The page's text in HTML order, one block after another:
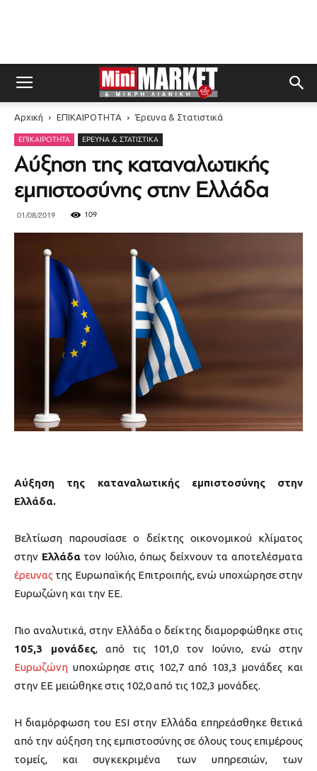
Αρχική ΕΠΙΚΑΙΡΟΤΗΤΑ Έρευνα & Στατιστικά
ΕΠΙΚΑΙΡΟΤΗΤΑ ΈΡΕΥΝΑ & ΣΤΑΤΙΣΤΙΚΆ
Αύξηση της καταναλωτικής
εμπιστοσύνης στην Ελλάδα
01/08/2019 109
Αύξηση της καταναλωτικής εμπιστοσύνης στην
Ελλάδα.
Βελτίωση παρουσίασε ο δείκτης οικονομικού κλίματος
στην Ελλάδατον Ιούλιο, όπως δείχνουν τα αποτελέσματα
έρευνας της Ευρωπαϊκής Επιτροιπής, ενώ υποχώρησε στην
Ευρωζώνη και την ΕΕ.
Πιο αναλυτικά, στην Ελλάδα ο δείκτης διαμορφώθηκε στις
105,3 μονάδες, από τις 101,0 τον Ιούνιο, ενώ στην
Ευρωζώνη υποχώρησε στις 102,7 από 103,3 μονάδες και
στην ΕΕ μειώθηκε στις 102,0 από τις 102,3 μονάδες.
Η διαμόρφωση του ESI στην Ελλάδα επηρεάσθηκε θετικά
από την αύξηση της εμπιστοσύνης σε όλους τους επιμέρους
τομείς, και συγκεκριμένα των υπηρεσιών, των